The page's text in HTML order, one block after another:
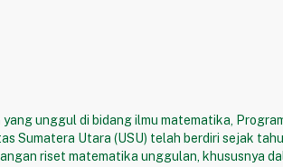
unggul di bidang ilmu matematika,
Sumatera Utara (USU) telah berdiri sejak
riset matematika unggulan, khususnya